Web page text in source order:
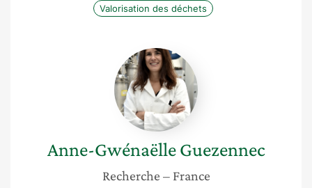
Valorisation des déchets
Anne-
Gwénaëlle
Guezennec
Anne-Gwénaëlle Guezennec
Recherche – France